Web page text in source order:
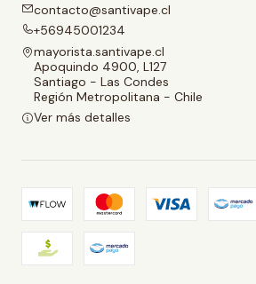
contacto@santivape.cl
+56945001234
mayorista.santivape.cl
Apoquindo 4900, L127
Santiago - Las Condes
Región Metropolitana - Chile
Ver más detalles